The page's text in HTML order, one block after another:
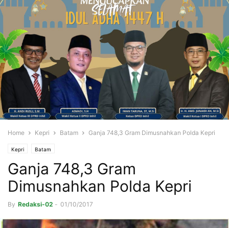
Home Kepri Batam Ganja 748,3 Gram Dimusnahkan Polda Kepri
Kepri Batam
Ganja 748,3 Gram
Dimusnahkan Polda Kepri
By Redaksi-02 - 01/10/2017